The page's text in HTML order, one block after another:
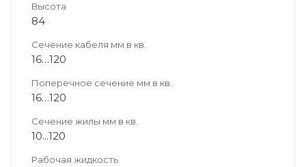
Высота
84
Сечение кабеля мм в кв.
16…120
Поперечное сечение мм в кв.
16…120
Сечение жилы мм в кв.
10...120
Рабочая жидкость